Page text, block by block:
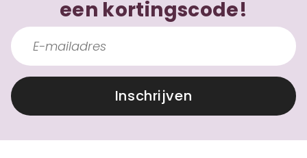
een kortingscode!
Inschrijven